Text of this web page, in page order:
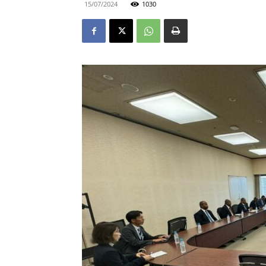
15/07/2024 1030